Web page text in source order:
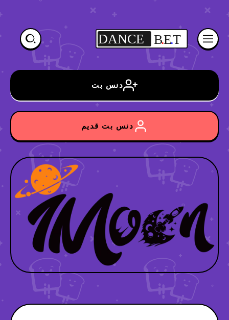
DANCE B.E.T
دنس بت
دنس بت قدیم